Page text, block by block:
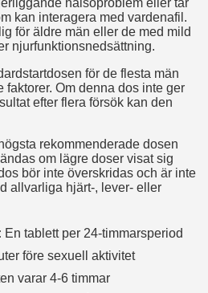
hälsoproblem eller tar
kan interagera med vardenafil.
för äldre män eller de med mild
njurfunktionsnedsättning.
för de flesta män
faktorer. Om denna dos inte ger
efter flera försök kan den
rekommenderade dosen
om lägre doser visat sig
bör inte överskridas och är inte
allvarliga hjärt-, lever- eller
En tablett per 24-timmarsperiod
före sexuell aktivitet
varar 4-6 timmar